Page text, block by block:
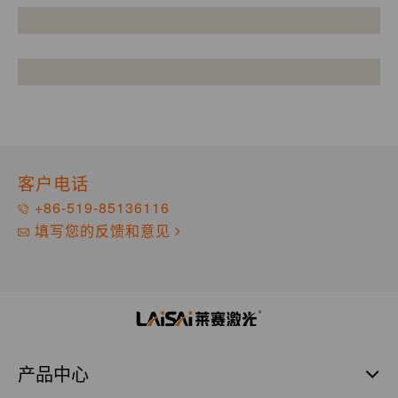
客户电话
+86-519-85136116
填写您的反馈和意见
产品中心